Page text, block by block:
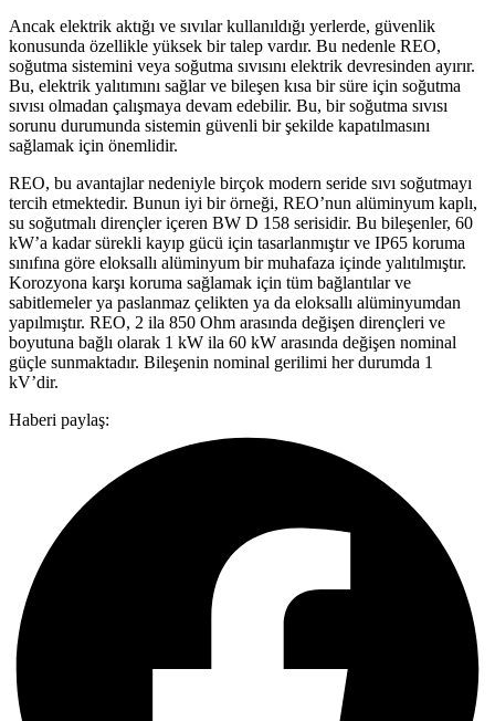
Ancak elektrik aktığı ve sıvılar kullanıldığı yerlerde, güvenlik
konusunda özellikle yüksek bir talep vardır. Bu nedenle REO,
soğutma sistemini veya soğutma sıvısını elektrik devresinden ayırır.
Bu, elektrik yalıtımını sağlar ve bileşen kısa bir süre için soğutma
sıvısı olmadan çalışmaya devam edebilir. Bu, bir soğutma sıvısı
sorunu durumunda sistemin güvenli bir şekilde kapatılmasını
sağlamak için önemlidir.
REO, bu avantajlar nedeniyle birçok modern seride sıvı soğutmayı
tercih etmektedir. Bunun iyi bir örneği, REO’nun alüminyum kaplı,
su soğutmalı dirençler içeren BW D 158 serisidir. Bu bileşenler, 60
kW’a kadar sürekli kayıp gücü için tasarlanmıştır ve IP65 koruma
sınıfına göre eloksallı alüminyum bir muhafaza içinde yalıtılmıştır.
Korozyona karşı koruma sağlamak için tüm bağlantılar ve
sabitlemeler ya paslanmaz çelikten ya da eloksallı alüminyumdan
yapılmıştır. REO, 2 ila 850 Ohm arasında değişen dirençleri ve
boyutuna bağlı olarak 1 kW ila 60 kW arasında değişen nominal
güçle sunmaktadır. Bileşenin nominal gerilimi her durumda 1
kV’dir.
Haberi paylaş: